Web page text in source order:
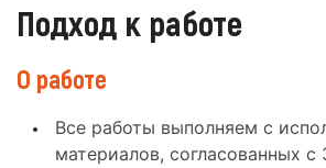
Подход к работе
О работе
Все работы выполняем с
материалов, согласованных с